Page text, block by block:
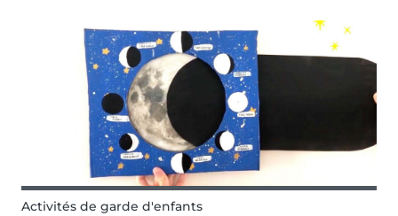
sitters. Une fonctionnalité unique créée pour
permettre aux parents de se concentrer lors de...
Activités de garde d'enfants